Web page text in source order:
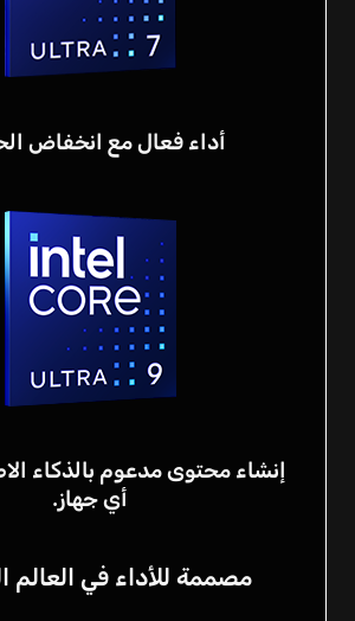
أداء فعال مع انخفاض
إنشاء محتوى مدعوم بالذكاء
أي جهاز.
مصممة للأداء في العالم